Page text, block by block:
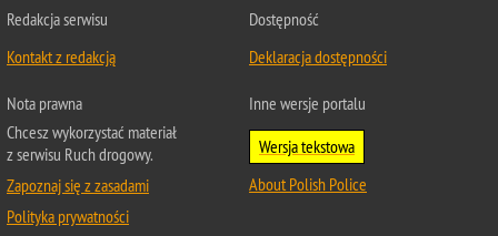
Redakcja serwisu
Kontakt z redakcją
Dostępność
Deklaracja dostępności
Nota prawna
Chcesz wykorzystać materiał
z serwisu Ruch drogowy.
Zapoznaj się z zasadami
Polityka prywatności
Inne wersje portalu
Wersja tekstowa
About Polish Police